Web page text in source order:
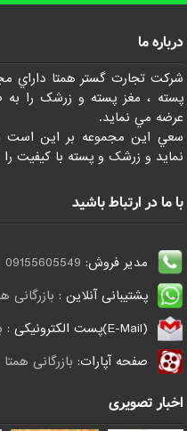
درباره ما
شرکت تجارت گستر همتا داراي
پسته ، مغز پسته و زرشک را به
عرضه مي نمايد.
سعي اين مجموعه بر اين است
نمايد و زرشک و پسته با کيفيت
با ما در ارتباط باشید
مدیر فروش: 09155605549
پشتیبانی آنلاین : بازرگانی
(E-Mail)پست الکترونیکی :
صفحه آپارات: بازرگانی همتا
اخبار تصویری